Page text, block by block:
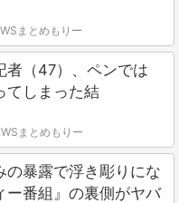
まとめもりー
者（47）、ペンでは
てしまった結
まとめもりー
の暴露で浮き彫りにな
ー番組』の裏側がヤバ